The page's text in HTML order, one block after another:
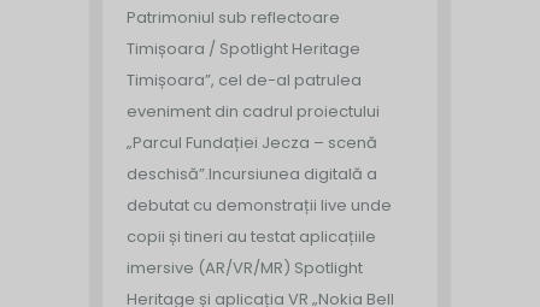
Patrimoniul sub reflectoare
Timișoara / Spotlight Heritage
Timișoara”, cel de-al patrulea
eveniment din cadrul proiectului
„Parcul Fundației Jecza – scenă
deschisă”.Incursiunea digitală a
debutat cu demonstrații live unde
copii și tineri au testat aplicațiile
imersive (AR/VR/MR) Spotlight
Heritage și aplicația VR „Nokia Bell